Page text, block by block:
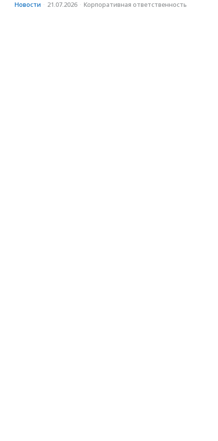
Новости · 21.07.2026 · Корпоративная ответственность